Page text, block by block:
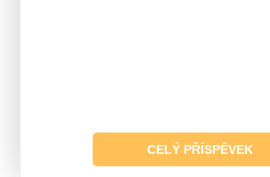
CELÝ PŘÍSPĚVEK